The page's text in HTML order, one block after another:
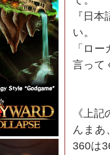
『日
い。
「ロ
言って
《上記
んまあ
360は